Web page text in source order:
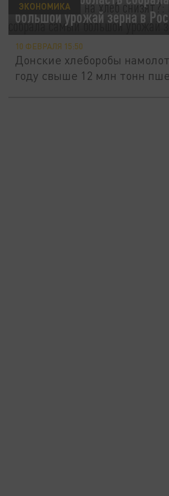
большой урожай зерна в
ЭКОНОМИКА
10 ФЕВРАЛЯ 15:50
Донские хлеборобы
году свыше 12 млн тонн